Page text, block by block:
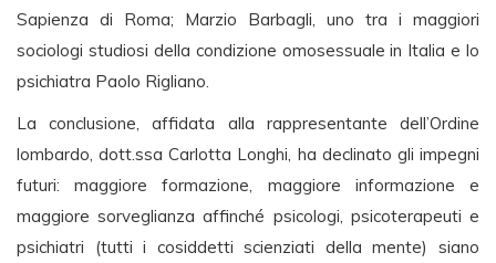
Sapienza di Roma; Marzio Barbagli, uno tra i maggiori
sociologi studiosi della condizione omosessuale in Italia e lo
psichiatra Paolo Rigliano.
La conclusione, affidata alla rappresentante dell’Ordine
lombardo, dott.ssa Carlotta Longhi, ha declinato gli impegni
futuri: maggiore formazione, maggiore informazione e
maggiore sorveglianza affinché psicologi, psicoterapeuti e
psichiatri (tutti i cosiddetti scienziati della mente) siano